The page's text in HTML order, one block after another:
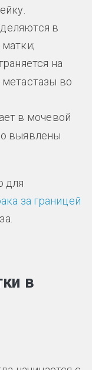
в
на
метастазы во
в мочевой
выявлены
для
за границей
в